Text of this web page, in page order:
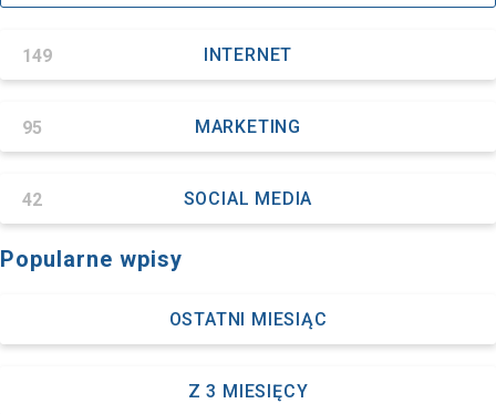
INTERNET
149
MARKETING
95
SOCIAL MEDIA
42
Popularne wpisy
OSTATNI MIESIĄC
Z 3 MIESIĘCY